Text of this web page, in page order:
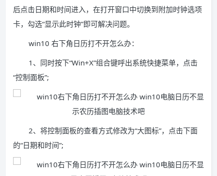
后点击日期和时间进入，在打开窗口中切换到附加时钟选项
卡，勾选“显示此时钟”即可解决问题。
win10 右下角日历打不开怎么办：
1、同时按下“Win+X”组合键呼出系统快捷菜单，点击
“控制面板”;
2、将控制面板的查看方式修改为“大图标”，点击下面
的“日期和时间”;